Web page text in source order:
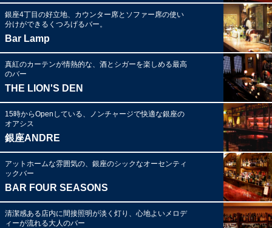
銀座4丁目の好立地、カウンター席とソファー席の使い
分けができるくつろげるバー。
Bar Lamp
真紅のカーテンが情熱的な、酒とシガーを楽しめる最高
のバー
THE LION'S DEN
15時からOpenしている、ノンチャージで快適な銀座の
オアシス
銀座ANDRE
アットホームな雰囲気の、銀座のシックなオーセンティ
ックバー
BAR FOUR SEASONS
清潔感ある店内に間接照明が淡く灯り、心地よいメロデ
ィーが流れる大人のバー